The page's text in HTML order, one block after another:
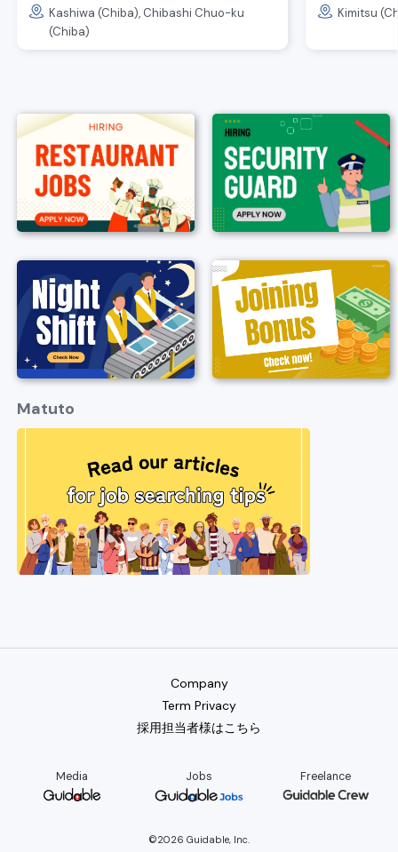
mga tauhan para sa suporta
Kashiwa (Chiba), Chibashi Chuo-ku
(Chiba)
Kimitsu
Matuto
Company
Term Privacy
採用担当者様はこちら
Media Jobs Freelance
©2026 Guidable, Inc.